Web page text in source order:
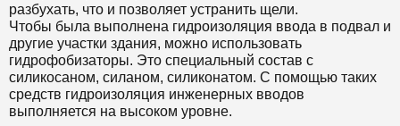
разбухать, что и позволяет устранить щели.
Чтобы была выполнена гидроизоляция ввода в подвал и
другие участки здания, можно использовать
гидрофобизаторы. Это специальный состав с
силикосаном, силаном, силиконатом. С помощью таких
средств гидроизоляция инженерных вводов
выполняется на высоком уровне.